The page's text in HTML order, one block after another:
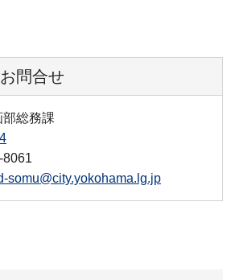
問合せ
総務課
8061
somu@city.yokohama.lg.jp